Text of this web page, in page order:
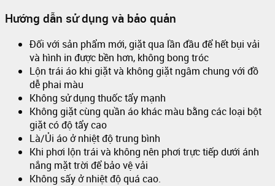
Hướng dẫn sử dụng và bảo quản
Đối với sản phẩm mới, giặt qua lần đầu để hết bụi vải
và hình in được bền hơn, không bong tróc
Lộn trái áo khi giặt và không giặt ngâm chung với đồ
dễ phai màu
Không sử dụng thuốc tẩy mạnh
Không giặt cùng quần áo khác màu bằng các loại bột
giặt có độ tẩy cao
Là/Ủi áo ở nhiệt độ trung bình
Khi phơi lộn trái và không nên phơi trực tiếp dưới ánh
nắng mặt trời để bảo vệ vải
Không sấy ở nhiệt độ quá cao.